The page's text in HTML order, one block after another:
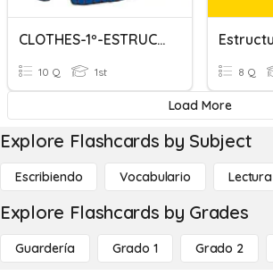
CLOTHES-1º-ESTRUCTURA
10 Q 1st 8 Q
Load More
Explore Flashcards by Subject
Escribiendo Vocabulario Lectura
Explore Flashcards by Grades
Guardería Grado 1 Grado 2